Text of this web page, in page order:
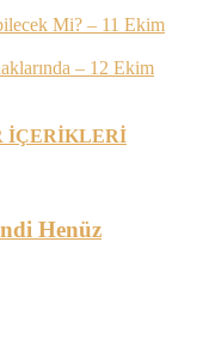
Mi? – 11 Ekim
– 12 Ekim
İÇERİKLERİ
Henüz